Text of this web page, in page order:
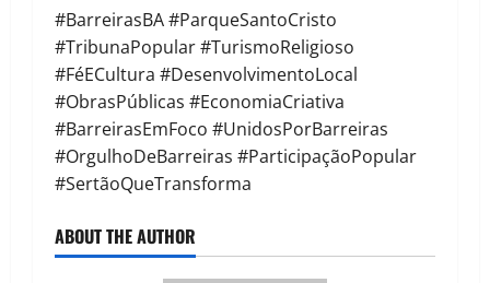
#BarreirasBA #ParqueSantoCristo
#TribunaPopular #TurismoReligioso
#FéECultura #DesenvolvimentoLocal
#ObrasPúblicas #EconomiaCriativa
#BarreirasEmFoco #UnidosPorBarreiras
#OrgulhoDeBarreiras #ParticipaçãoPopular
#SertãoQueTransforma
ABOUT THE AUTHOR